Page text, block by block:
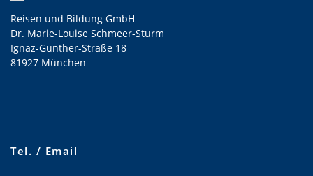
Reisen und Bildung GmbH
Dr. Marie-Louise Schmeer-Sturm
Ignaz-Günther-Straße 18
81927 München
Tel. / Email